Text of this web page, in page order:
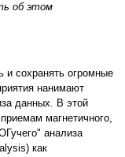
об этом
и сохранять огромные
нанимают
данных. В этой
магнетичного,
анализа
как